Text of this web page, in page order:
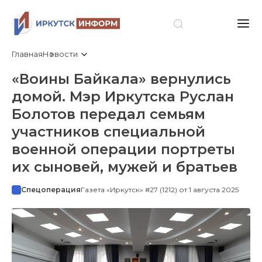
ГлавнаяНовости
«Воины Байкала» вернулись
домой. Мэр Иркутска Руслан
Болотов передал семьям
участников специальной
военной операции портреты
их сыновей, мужей и братьев
СпецоперацияГазета «Иркутск» #27 (1212) от 1 августа 2025